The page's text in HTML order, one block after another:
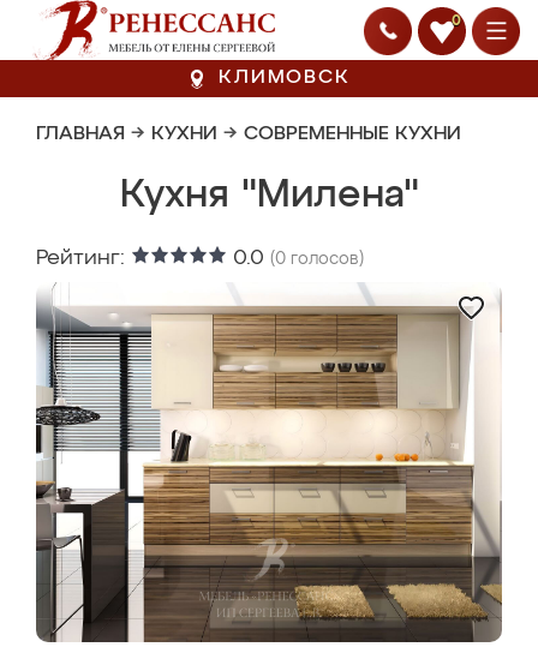
0
КЛИМОВСК
ГЛАВНАЯ → КУХНИ → СОВРЕМЕННЫЕ КУХНИ
Кухня "Милена"
Рейтинг: 0.0 (0 голосов)